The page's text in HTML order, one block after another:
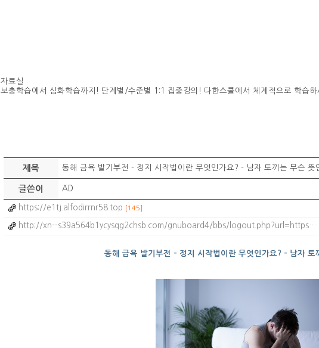
자료실
보충학습에서 심화학습까지! 단계별/수준별 1:1 집중강의! 다한스쿨에서 체계적으로 학습하
제목 동해 금욕 발기부전 - 정지 시작법이란 무엇인가요? - 남자 토끼는 무슨 뜻
글쓴이 AD
https://e1tj.alfodirrnr58.top [145]
http://xn--s39a564b1ycysqg2chsb.com/gnuboard4/bbs/logout.php?url=https…
동해 금욕 발기부전 - 정지 시작법이란 무엇인가요? - 남자 토